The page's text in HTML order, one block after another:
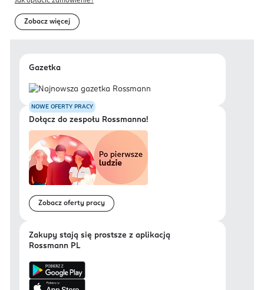
Zobacz więcej
Gazetka
NOWE OFERTY PRACY
Dołącz do zespołu Rossmanna!
Zobacz oferty pracy
Zakupy stają się prostsze z aplikacją
Rossmann PL